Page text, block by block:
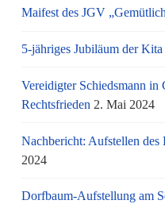
Maifest des JGV
5-jähriges Jubiläum der
Vereidigter Schiedsmann
Rechtsfrieden 2. Mai 2024
Nachbericht: Aufstellen des
2024
Dorfbaum-Aufstellung am